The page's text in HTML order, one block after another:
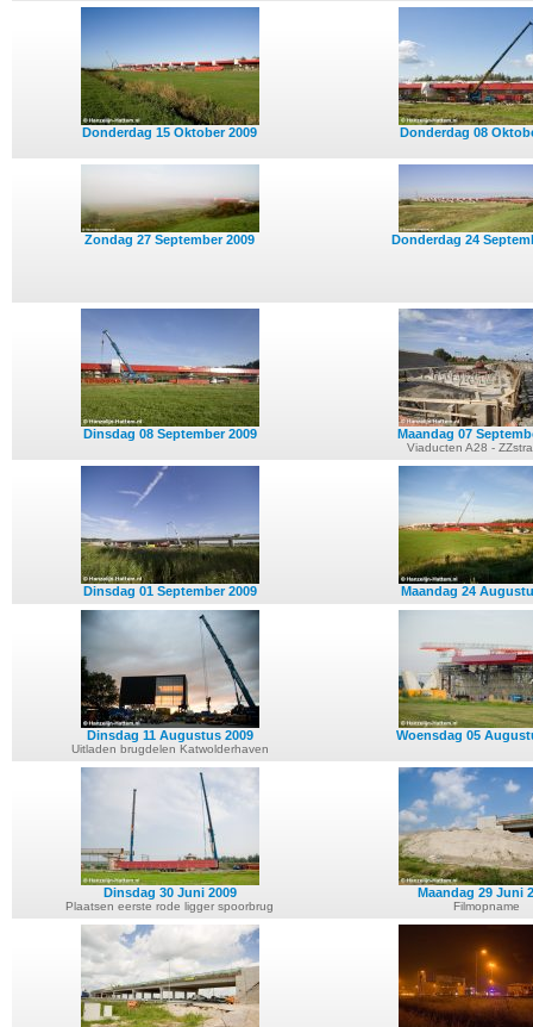
Donderdag 15 Oktober 2009 Donderdag 08
Zondag 27 September 2009 Donderdag 24
Dinsdag 08 September 2009 Maandag 07
Viaducten A28 -
Dinsdag 01 September 2009 Maandag 24
Dinsdag 11 Augustus 2009
Uitladen brugdelen Katwolderhaven
Woensdag 05
Dinsdag 30 Juni 2009
Plaatsen eerste rode ligger spoorbrug
Maandag 29 Juni
Filmopname